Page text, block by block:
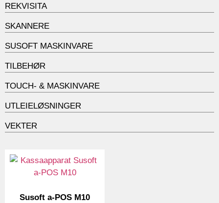
REKVISITA
SKANNERE
SUSOFT MASKINVARE
TILBEHØR
TOUCH- & MASKINVARE
UTLEIELØSNINGER
VEKTER
Susoft a-POS M10